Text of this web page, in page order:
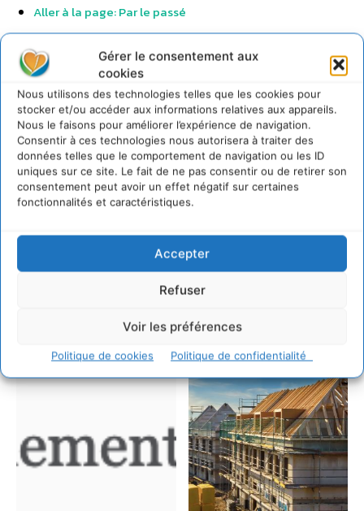
Gérer le consentement aux
cookies
Nous utilisons des technologies telles que les cookies pour
stocker et/ou accéder aux informations relatives aux appareils.
Nous le faisons pour améliorer l’expérience de navigation.
Consentir à ces technologies nous autorisera à traiter des
données telles que le comportement de navigation ou les ID
uniques sur ce site. Le fait de ne pas consentir ou de retirer son
consentement peut avoir un effet négatif sur certaines
fonctionnalités et caractéristiques.
Accepter
Refuser
Voir les préférences
Politique de cookies Politique de confidentialité
Aller à la page: Par le passé
Dans son action, le Parlement a pour souci de défendre la
démocratie et les droits de l’homme, en Europe, mais aussi
dans le monde.